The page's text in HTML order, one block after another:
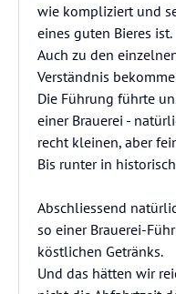
wie kompliziert und
eines guten Bieres ist.
Auch zu den
Verständnis
Die Führung führte
einer Brauerei -
recht kleinen, aber
Bis runter in
Abschliessend
so einer Brauerei-
köstlichen Getränks.
Und das hätten wir